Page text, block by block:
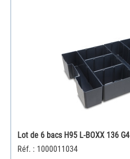
Lot de 6 bacs H95 L-BOXX 136 G4
Réf. : 1000011034